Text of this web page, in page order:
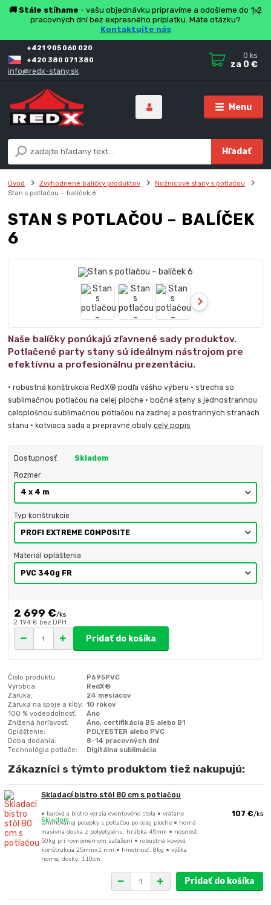
🚚 Stále stíhame - vašu objednávku pripravíme a odošleme do 1-2
pracovných dní bez expresného príplatku. Máte otázku?
Kontaktujte nás
Menu
Hľadať
+421 905 060 020
+420 380 071 380
info@redx-stany.sk
0 ks
za 0 €
Úvod Zvýhodnené balíčky produktov
Nožnicové stany s potlačou
Stan s potlačou – balíček 6
STAN S POTLAČOU – BALÍČEK
6
Naše balíčky ponúkajú zľavnené sady produktov.
Potlačené party stany sú ideálnym nástrojom pre
efektívnu a profesionálnu prezentáciu.
• robustná konštrukcia RedX® podľa vášho výberu • strecha so
sublimačnou potlačou na celej ploche • bočné steny s jednostrannou
celoplošnou sublimačnou potlačou na zadnej a postranných stranách
stanu • kotviaca sada a prepravné obalycelý popis
Dostupnosť Skladom
Rozmer
Typ konštrukcie
Materiál opláštenia
2 699 €/ks
2 194 € bez DPH
Pridať do košíka
Číslo produktu:
P695PVC
Výrobca:
RedX®
Záruka:
24 mesiacov
Záruka na spoje a kĺby: 10 rokov
100 % vodeodolnosť:
Áno
Znížená horľavosť:
Áno, certifikácia BS alebo B1
Opláštenie:
POLYESTER alebo PVC
Doba dodania:
8-14 pracovných dní
Technológia potlače:
Digitálna sublimácia
Zákazníci s týmto produktom tiež nakupujú:
Skladací bistro stôl 80 cm s potlačou
• barová a bistro verzia eventového stola • vrátane
laminovanej polepky s potlačou po celej ploche • horná
masívna doska z polyetylénu, hrúbka 45mm • nosnosť:
50kg pri rovnomernom zaťažení • robustná kovová
konštrukcia 25mmx1 mm • hmotnosť: 8kg • výška
hornej dosky: 110cm
107 €/ks
Skladom
Pridať do košíka